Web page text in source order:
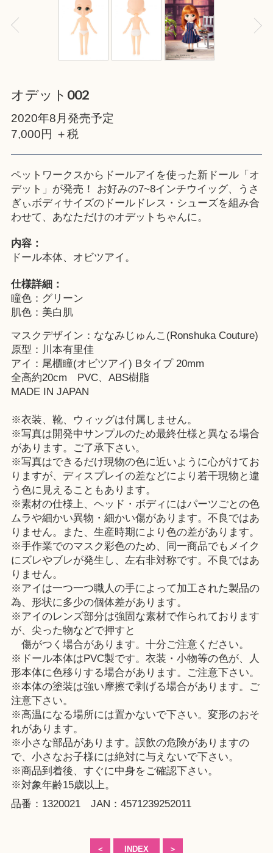
オデット002
2020年8月発売予定
7,000円 ＋税
ペットワークスからドールアイを使った新ドール「オ
デット」が発売！ お好みの7~8インチウイッグ、うさ
ぎぃボディサイズのドールドレス・シューズを組み合
わせて、あなただけのオデットちゃんに。
内容：
ドール本体、オビツアイ。
仕様詳細：
瞳色：グリーン
肌色：美白肌
マスクデザイン：ななみじゅんこ(Ronshuka Couture)
原型：川本有里佳
アイ：尾櫃瞳(オビツアイ) Bタイプ 20mm
全高約20cm PVC、ABS樹脂
MADE IN JAPAN
※衣装、靴、ウィッグは付属しません。
※写真は開発中サンプルのため最終仕様と異なる場合
があります。ご了承下さい。
※写真はできるだけ現物の色に近いように心がけてお
りますが、ディスプレイの差などにより若干現物と違
う色に見えることもあります。
※素材の仕様上、ヘッド・ボディにはパーツごとの色
ムラや細かい異物・細かい傷があります。不良ではあ
りません。また、生産時期により色の差があります。
※手作業でのマスク彩色のため、同一商品でもメイク
にズレやブレが発生し、左右非対称です。不良ではあ
りません。
※アイは一つ一つ職人の手によって加工された製品の
為、形状に多少の個体差があります。
※アイのレンズ部分は強固な素材で作られております
が、尖った物などで押すと
傷がつく場合があります。十分ご注意ください。
※ドール本体はPVC製です。衣装・小物等の色が、人
形本体に色移りする場合があります。ご注意下さい。
※本体の塗装は強い摩擦で剥げる場合があります。ご
注意下さい。
※高温になる場所には置かないで下さい。変形のおそ
れがあります。
※小さな部品があります。誤飲の危険がありますの
で、小さなお子様には絶対に与えないで下さい。
※商品到着後、すぐに中身をご確認下さい。
※対象年齢15歳以上。
品番：1320021 JAN：4571239252011
＜ INDEX ＞